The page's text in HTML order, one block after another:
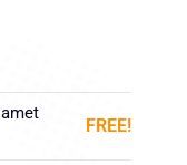
FREE!